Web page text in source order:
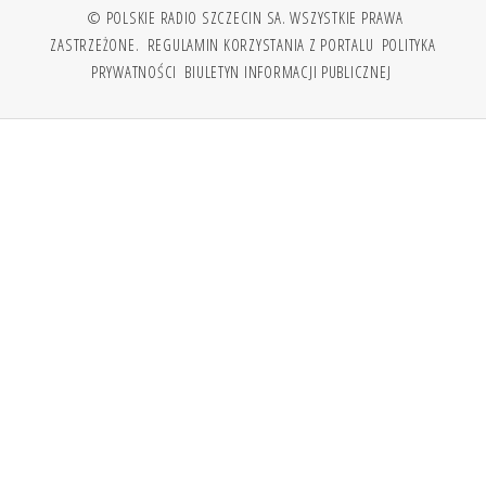
© POLSKIE RADIO SZCZECIN SA. WSZYSTKIE PRAWA
ZASTRZEŻONE. REGULAMIN KORZYSTANIA Z PORTALU POLITYKA
PRYWATNOŚCI BIULETYN INFORMACJI PUBLICZNEJ